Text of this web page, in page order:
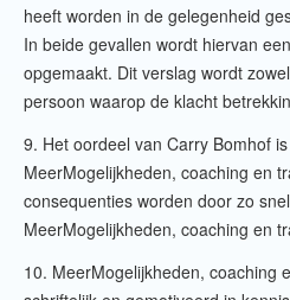
heeft worden in de gelegenheid
In beide gevallen wordt hiervan
opgemaakt. Dit verslag wordt
persoon waarop de klacht
9. Het oordeel van Carry Bomhof
MeerMogelijkheden, coaching en
consequenties worden door zo
MeerMogelijkheden, coaching en
10. MeerMogelijkheden, coaching